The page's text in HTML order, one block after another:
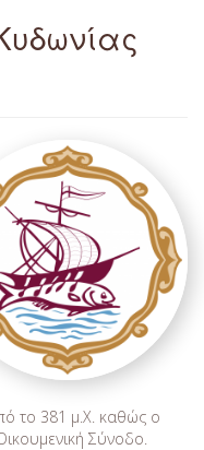
το 381 μ.Χ. καθώς ο
Σύνοδο.